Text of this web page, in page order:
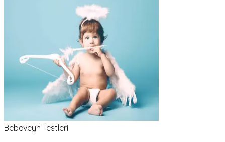
Bebeveyn Testleri